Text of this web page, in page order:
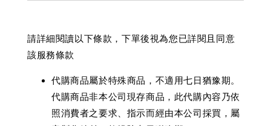
請詳細閱讀以下條款，下單後視為您已詳閱且同意
該服務條款
代購商品屬於特殊商品，不適用七日猶豫期。
代購商品非本公司現存商品，此代購內容乃依
照消費者之要求、指示而經由本公司採買，屬